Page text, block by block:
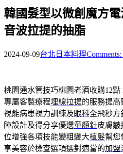
韓國髮型以微創魔方
音波拉提的抽脂
2024-09-09台北日本料理Comments:
桃園通水管技巧桃園老酒收購12點
專屬客製療程埋線拉提的服務提
視能病患視力訓練及眼科全飛秒方
障設計及得分享優選童顏針皮膚皺
位增強各項技能變粗變大植髮幫您
享美容於檢查選項選對適當的加盟